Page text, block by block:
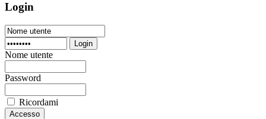
Login
Login
Nome utente
Password
Ricordami